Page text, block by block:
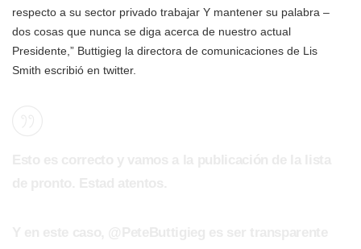
respecto a su sector privado trabajar Y mantener su palabra –
dos cosas que nunca se diga acerca de nuestro actual
Presidente,” Buttigieg la directora de comunicaciones de Lis
Smith escribió en twitter.